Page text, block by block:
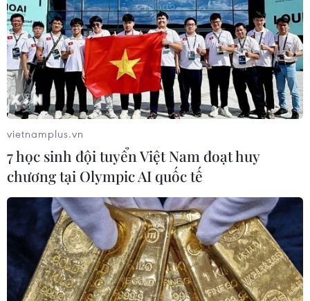
Quảng Trị: Hồ tiêu được mùa được giá,
người trồng phấn khởi
13/06/2024 06:40
vietnamplus.vn
7 học sinh đội tuyển Việt Nam đoạt huy
chương tại Olympic AI quốc tế